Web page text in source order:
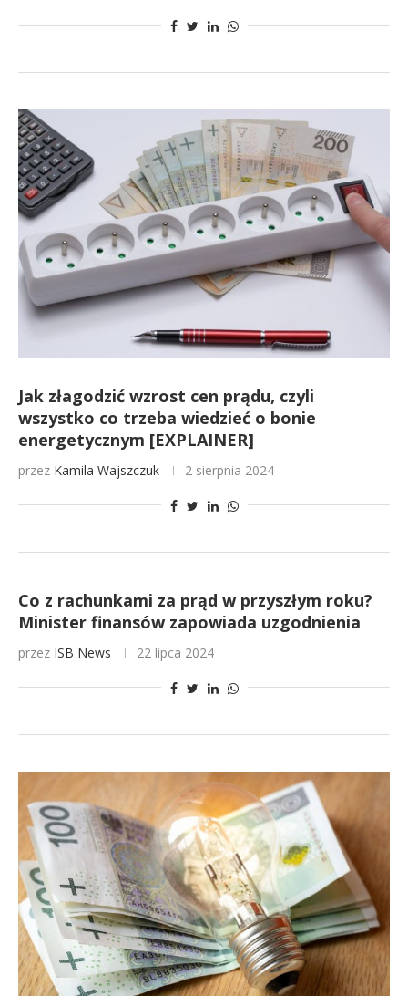
Jak złagodzić wzrost cen prądu, czyli
wszystko co trzeba wiedzieć o bonie
energetycznym [EXPLAINER]
przez Kamila Wajszczuk 2 sierpnia 2024
Co z rachunkami za prąd w przyszłym roku?
Minister finansów zapowiada uzgodnienia
przez ISB News 22 lipca 2024